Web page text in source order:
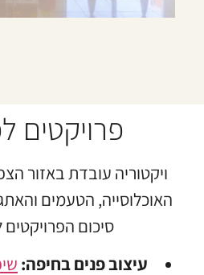
פרויקטים
ויקטוריה עובדת באזור
האוכלוסייה, הטעמים
סיכום הפרויקטים
עיצוב פנים בחיפה: